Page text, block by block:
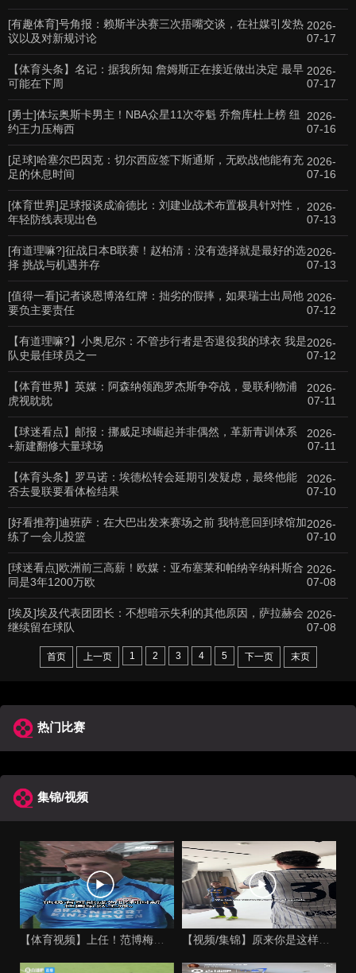
[有趣体育]号角报：赖斯半决赛三次捂嘴交谈，在社媒引发热
议以及对新规讨论
2026-
07-17
【体育头条】名记：据我所知 詹姆斯正在接近做出决定 最早
可能在下周
2026-
07-17
[勇士]体坛奥斯卡男主！NBA众星11次夺魁 乔詹库杜上榜 纽
约王力压梅西
2026-
07-16
[足球]哈塞尔巴因克：切尔西应签下斯通斯，无欧战他能有充
足的休息时间
2026-
07-16
[体育世界]足球报谈成渝德比：刘建业战术布置极具针对性，
年轻防线表现出色
2026-
07-13
[有道理嘛?]征战日本B联赛！赵柏清：没有选择就是最好的选
择 挑战与机遇并存
2026-
07-13
[值得一看]记者谈恩博洛红牌：拙劣的假摔，如果瑞士出局他
要负主要责任
2026-
07-12
【有道理嘛?】小奥尼尔：不管步行者是否退役我的球衣 我是
队史最佳球员之一
2026-
07-12
【体育世界】英媒：阿森纳领跑罗杰斯争夺战，曼联利物浦
虎视眈眈
2026-
07-11
【球迷看点】邮报：挪威足球崛起并非偶然，革新青训体系
+新建翻修大量球场
2026-
07-11
【体育头条】罗马诺：埃德松转会延期引发疑虑，最终他能
否去曼联要看体检结果
2026-
07-10
[好看推荐]迪班萨：在大巴出发来赛场之前 我特意回到球馆加
练了一会儿投篮
2026-
07-10
[球迷看点]欧洲前三高薪！欧媒：亚布塞莱和帕纳辛纳科斯合
同是3年1200万欧
2026-
07-08
[埃及]埃及代表团团长：不想暗示失利的其他原因，萨拉赫会
继续留在球队
2026-
07-08
首页 上一页 1 2 3 4 5 下一页 末页
热门比赛
集锦/视频